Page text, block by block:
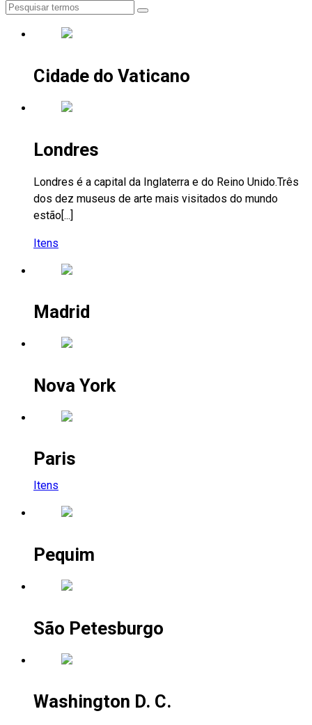
Cidade do Vaticano
Londres
Londres é a capital da Inglaterra e do Reino Unido.Três
dos dez museus de arte mais visitados do mundo
estão[...]
Itens
Madrid
Nova York
Paris
Itens
Pequim
São Petesburgo
Washington D. C.